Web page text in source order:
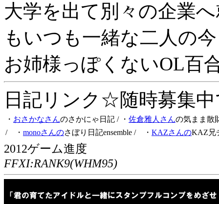
大学を出て別々の企業
もいつも一緒な二人の
お姉様っぽくないOL百
日記リンク☆随時募集
・ おさかなさんのさかにゃ日記 / ・ 佐倉雅人さんの気まま散
/ ・ monoさんのさぼり日記ensemble / ・ KAZさんのKAZ兄
2012ゲーム進度
FFXI:RANK9(WHM95)